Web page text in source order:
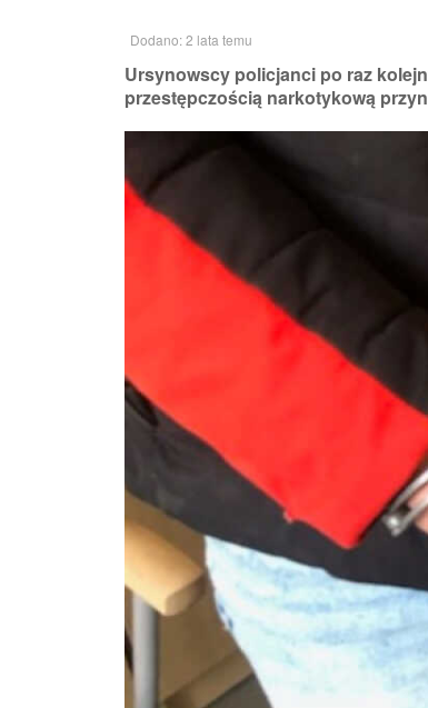
Dodano: 2 lata temu
Ursynowscy policjanci po raz
przestępczością narkotykową